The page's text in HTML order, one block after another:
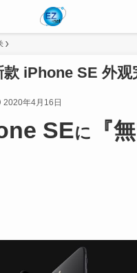
iPhone SE 外观
2020年4月16日
SEに
『